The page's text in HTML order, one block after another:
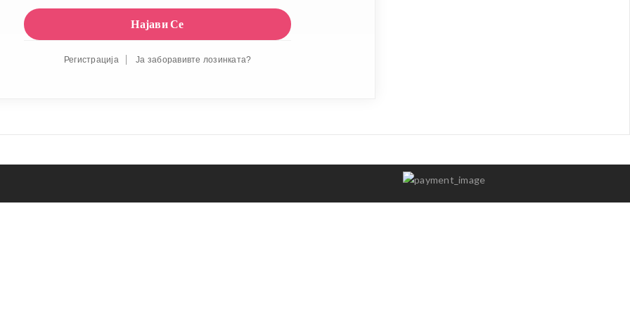
Регистрација Ја заборавивте лозинката?